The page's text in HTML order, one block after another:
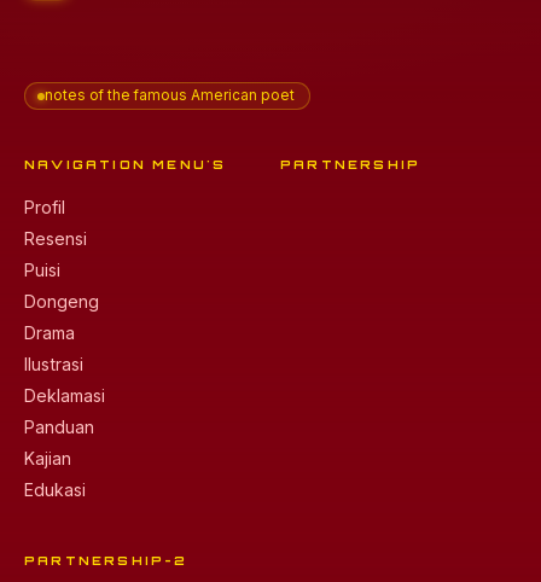
notes of the famous American poet
NAVIGATION MENU'S
Profil
Resensi
Puisi
Dongeng
Drama
Ilustrasi
Deklamasi
Panduan
Kajian
Edukasi
PARTNERSHIP
PARTNERSHIP-2